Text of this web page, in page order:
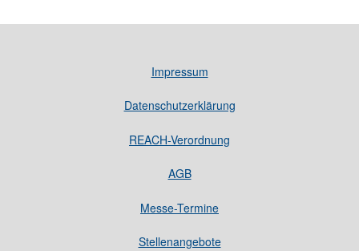
Impressum
Datenschutzerklärung
REACH-Verordnung
AGB
Messe-Termine
Stellenangebote